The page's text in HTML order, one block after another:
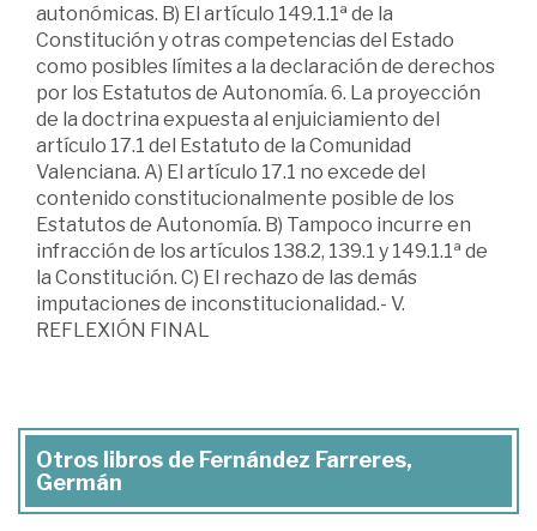
autonómicas. B) El artículo 149.1.1ª de la
Constitución y otras competencias del Estado
como posibles límites a la declaración de derechos
por los Estatutos de Autonomía. 6. La proyección
de la doctrina expuesta al enjuiciamiento del
artículo 17.1 del Estatuto de la Comunidad
Valenciana. A) El artículo 17.1 no excede del
contenido constitucionalmente posible de los
Estatutos de Autonomía. B) Tampoco incurre en
infracción de los artículos 138.2, 139.1 y 149.1.1ª de
la Constitución. C) El rechazo de las demás
imputaciones de inconstitucionalidad.- V.
REFLEXIÓN FINAL
Otros libros de Fernández Farreres,
Germán